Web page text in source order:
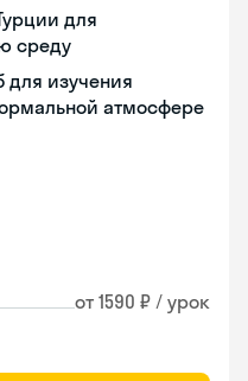
для
среду
для изучения
атмосфере
от 1590 ₽ / урок